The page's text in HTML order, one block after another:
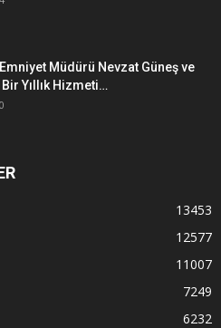
Müdürü Nevzat Güneş ve
Yıllık Hizmeti…
13453
12577
11007
7249
6232